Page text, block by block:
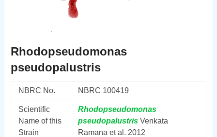
Rhodopseudomonas
pseudopalustris
NBRC No. NBRC 100419
Scientific
Name of this
Strain
Rhodopseudomonas
pseudopalustrisVenkata
Ramana et al. 2012